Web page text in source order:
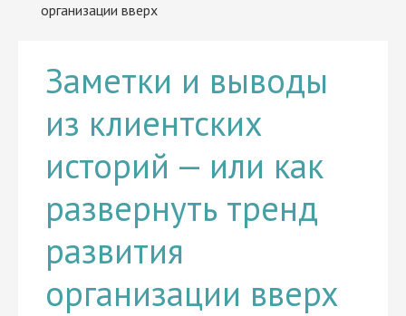
организации вверх
Заметки и выводы
из клиентских
историй — или как
развернуть тренд
развития
организации вверх